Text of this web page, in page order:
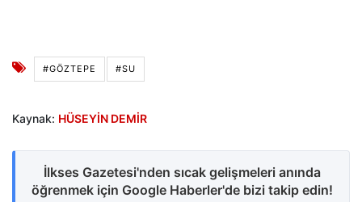
#GÖZTEPE #SU
Kaynak: HÜSEYİN DEMİR
İlkses Gazetesi'nden sıcak gelişmeleri anında
öğrenmek için Google Haberler'de bizi takip edin!